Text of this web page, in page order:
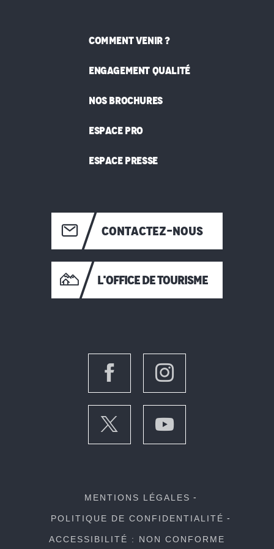
COMMENT VENIR ?
ENGAGEMENT QUALITÉ
NOS BROCHURES
ESPACE PRO
ESPACE PRESSE
CONTACTEZ-NOUS
L'OFFICE DE TOURISME
MENTIONS LÉGALES
POLITIQUE DE CONFIDENTIALITÉ
ACCESSIBILITÉ : NON CONFORME